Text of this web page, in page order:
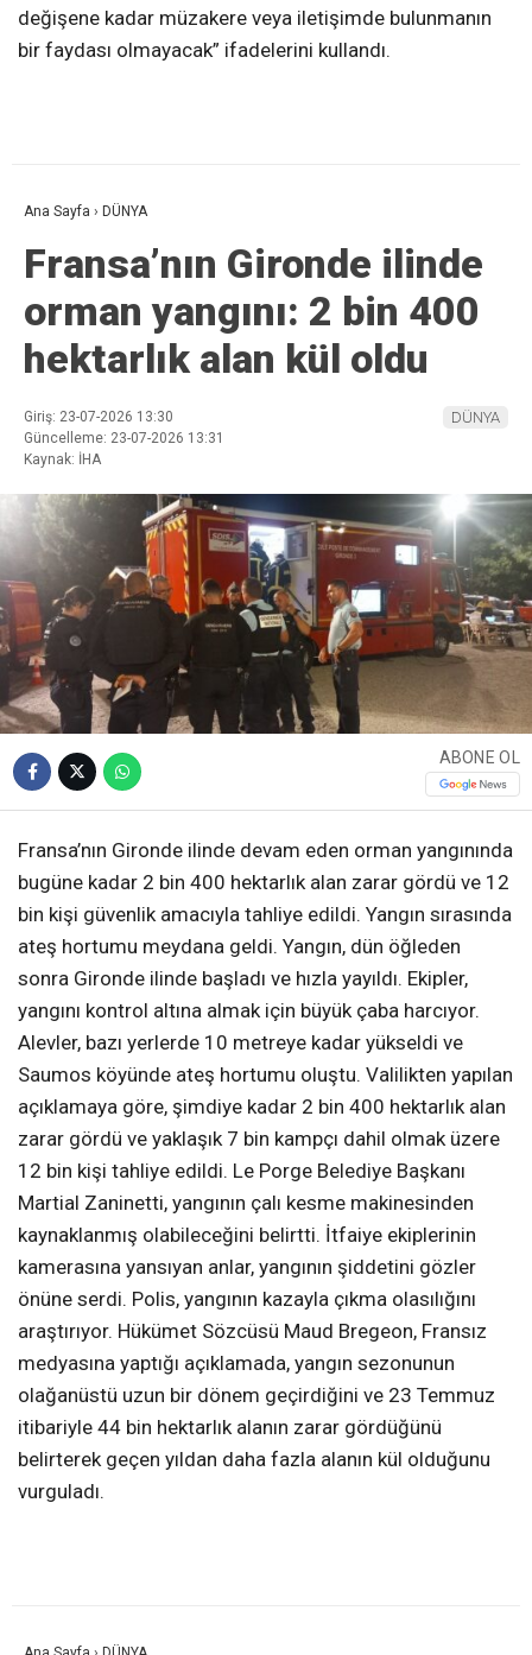
değişene kadar müzakere veya iletişimde bulunmanın
bir faydası olmayacak” ifadelerini kullandı.
Ana Sayfa › DÜNYA
Fransa’nın Gironde ilinde
orman yangını: 2 bin 400
hektarlık alan kül oldu
Giriş: 23-07-2026 13:30
Güncelleme: 23-07-2026 13:31
Kaynak: İHA
DÜNYA
ABONE OL
Fransa’nın Gironde ilinde devam eden orman yangınında
bugüne kadar 2 bin 400 hektarlık alan zarar gördü ve 12
bin kişi güvenlik amacıyla tahliye edildi. Yangın sırasında
ateş hortumu meydana geldi. Yangın, dün öğleden
sonra Gironde ilinde başladı ve hızla yayıldı. Ekipler,
yangını kontrol altına almak için büyük çaba harcıyor.
Alevler, bazı yerlerde 10 metreye kadar yükseldi ve
Saumos köyünde ateş hortumu oluştu. Valilikten yapılan
açıklamaya göre, şimdiye kadar 2 bin 400 hektarlık alan
zarar gördü ve yaklaşık 7 bin kampçı dahil olmak üzere
12 bin kişi tahliye edildi. Le Porge Belediye Başkanı
Martial Zaninetti, yangının çalı kesme makinesinden
kaynaklanmış olabileceğini belirtti. İtfaiye ekiplerinin
kamerasına yansıyan anlar, yangının şiddetini gözler
önüne serdi. Polis, yangının kazayla çıkma olasılığını
araştırıyor. Hükümet Sözcüsü Maud Bregeon, Fransız
medyasına yaptığı açıklamada, yangın sezonunun
olağanüstü uzun bir dönem geçirdiğini ve 23 Temmuz
itibariyle 44 bin hektarlık alanın zarar gördüğünü
belirterek geçen yıldan daha fazla alanın kül olduğunu
vurguladı.